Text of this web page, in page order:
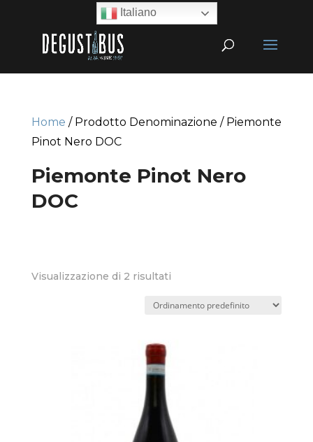
Home / Prodotto Denominazione / Piemonte
Pinot Nero DOC
Piemonte Pinot Nero
DOC
Visualizzazione di 2 risultati
Italiano